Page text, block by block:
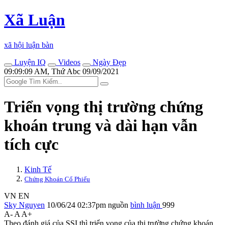
Xã Luận
xã hội luận bàn
Luyện IQ
Videos
Ngày Đẹp
09:09:09 AM, Thứ Abc 09/09/2021
Triển vọng thị trường chứng
khoán trung và dài hạn vẫn
tích cực
Kinh Tế
Chứng Khoán Cổ Phiếu
VN EN
Sky Nguyen 10/06/24 02:37pm nguồn bình luận 999
A- A A+
Theo đánh giá của SSI thì triển vọng của thị trường chứng khoán